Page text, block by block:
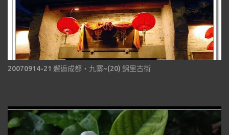
20070914-21 邂逅成都‧九寨~(20) 錦里古街